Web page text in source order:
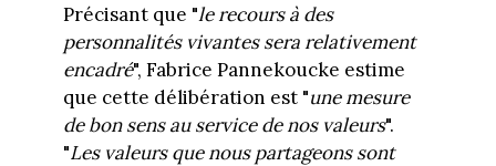
Précisant que "le recours à des
personnalités vivantes sera relativement
encadré", Fabrice Pannekoucke estime
que cette délibération est "une mesure
de bon sens au service de nos valeurs".
"Les valeurs que nous partageons sont